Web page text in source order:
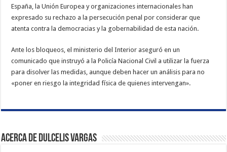
España, la Unión Europea y organizaciones internacionales han
expresado su rechazo a la persecución penal por considerar que
atenta contra la democracias y la gobernabilidad de esta nación.
Ante los bloqueos, el ministerio del Interior aseguró en un
comunicado que instruyó a la Policía Nacional Civil a utilizar la fuerza
para disolver las medidas, aunque deben hacer un análisis para no
«poner en riesgo la integridad física de quienes intervengan».
Acerca de Dulcelis Vargas